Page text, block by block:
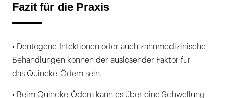
Fazit für die Praxis
• Dentogene Infektionen oder auch zahnmedizinische
Behandlungen können der auslösender Faktor für
das Quincke-Ödem sein.
• Beim Quincke-Ödem kann es über eine Schwellung